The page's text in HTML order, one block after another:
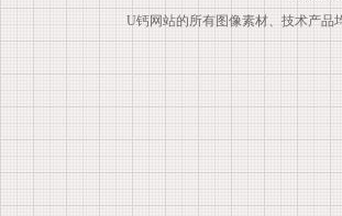
U钙网站的所有图像素材、技术产品